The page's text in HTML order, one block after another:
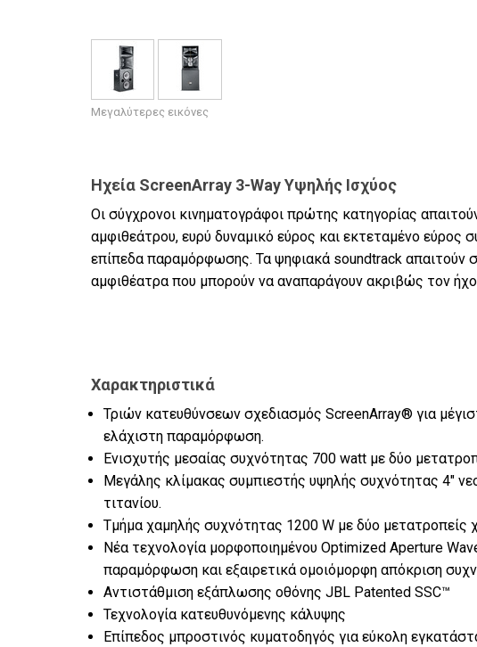
Μεγαλύτερες εικόνες
Ηχεία ScreenArray 3-Way Υψηλής Ισχύος
Οι σύγχρονοι κινηματογράφοι πρώτης κατηγορίας
αμφιθεάτρου, ευρύ δυναμικό εύρος και εκτεταμένο εύρος
επίπεδα παραμόρφωσης. Τα ψηφιακά soundtrack απαιτούν
αμφιθέατρα που μπορούν να αναπαράγουν ακριβώς τον
Χαρακτηριστικά
Τριών κατευθύνσεων σχεδιασμός ScreenArray® για
ελάχιστη παραμόρφωση.
Ενισχυτής μεσαίας συχνότητας 700 watt με δύο
Μεγάλης κλίμακας συμπιεστής υψηλής συχνότητας 4"
τιτανίου.
Τμήμα χαμηλής συχνότητας 1200 W με δύο μετατροπείς
Νέα τεχνολογία μορφοποιημένου Optimized Aperture
παραμόρφωση και εξαιρετικά ομοιόμορφη απόκριση
Αντιστάθμιση εξάπλωσης οθόνης JBL Patented SSC™
Τεχνολογία κατευθυνόμενης κάλυψης
Επίπεδος μπροστινός κυματοδηγός για εύκολη